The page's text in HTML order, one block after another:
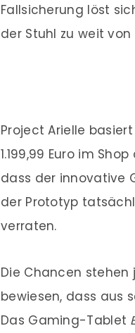
Fallsicherung löst
der Stuhl zu weit
Project Arielle
1.199,99 Euro im
dass der innovative
der Prototyp
verraten.
Die Chancen
bewiesen, dass aus
Das Gaming-Tablet